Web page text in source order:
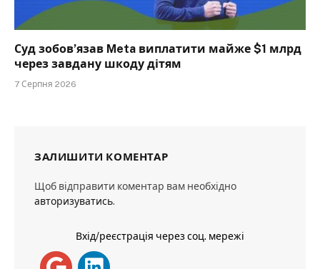
Суд зобов’язав Meta виплатити майже $1 млрд
через завдану шкоду дітям
7 Серпня 2026
ЗАЛИШИТИ КОМЕНТАР
Щоб відправити коментар вам необхідно
авторизуватись.
Вхід/реєстрація через соц. мережі